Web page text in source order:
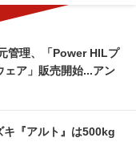
管理、「Power HILプ
ェア」販売開始...アン
『アルト』は500kg